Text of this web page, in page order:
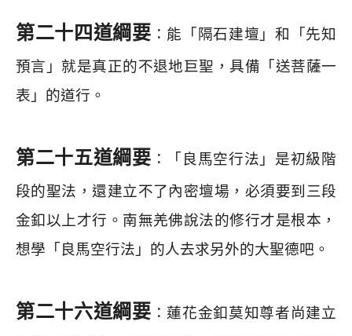
第二十四道綱要 ：能「隔石建壇」和「先知
預言」就是真正的不退地巨聖，具備「送菩薩一
表」的道行。
第二十五道綱要 ：「良馬空行法」是初級階
段的聖法，還建立不了內密壇場，必須要到三段
金釦以上才行。南無羌佛說法的修行才是根本，
想學「良馬空行法」的人去求另外的大聖德吧。
第二十六道綱要 ：蓮花金釦莫知尊者尚建立